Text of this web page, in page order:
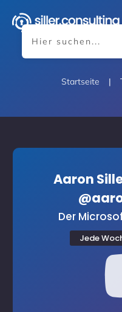
Startseite |
Aaron
Der
Jede